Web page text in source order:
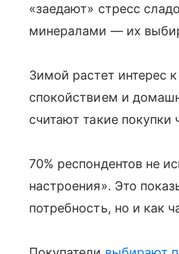
«заедают» стресс
минералами — их
Зимой растет интерес
спокойствием и
считают такие
70% респондентов не
настроения». Это
потребность, но и как